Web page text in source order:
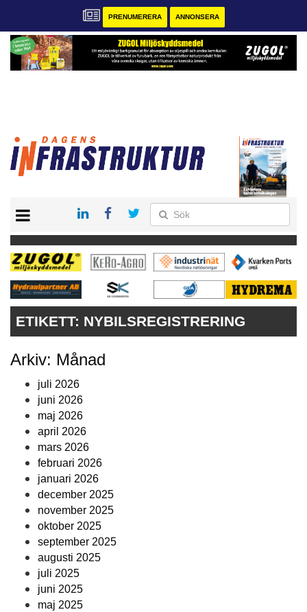
PRENUMERERA ANNONSERA
KONTAKT
VÅRA ANDRA MAGASIN
PRENUMERERA
ANNONSERA
ETIKETT: NYBILSREGISTRERING
Arkiv: Månad
juli 2026
juni 2026
maj 2026
april 2026
mars 2026
februari 2026
januari 2026
december 2025
november 2025
oktober 2025
september 2025
augusti 2025
juli 2025
juni 2025
maj 2025